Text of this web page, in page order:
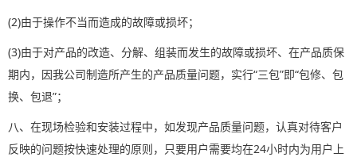
(2)由于操作不当而造成的故障或损坏；
(3)由于对产品的改造、分解、组装而发生的故障或损坏、在产品质保
期内，因我公司制造所产生的产品质量问题，实行“三包”即“包修、包
换、包退”；
八、在现场检验和安装过程中，如发现产品质量问题，认真对待客户
反映的问题按快速处理的原则，只要用户需要均在24小时内为用户上